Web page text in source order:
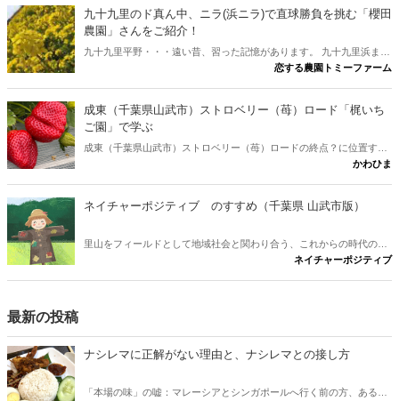
九十九里のド真ん中、ニラ(浜ニラ)で直球勝負を挑む「櫻田
農園」さんをご紹介！
九十九里平野・・・遠い昔、習った記憶があります。 九十九里浜まで
約2kmの平坦地に位置する山武市は五木田。 そう！！ 訪れた地の風
いました。
恋する農園トミーファーム
成東（千葉県山武市）ストロベリー（苺）ロード「梶いち
ご園」で学ぶ
成東（千葉県山武市）ストロベリー（苺）ロードの終点？に位置する
「梶いちご園」に行ってきました。終点（かどうかは不明）というこ
です。なんてったって、開園時は、都内側の苺園から埋まっていくの
でね。
かわひま
ネイチャーポジティブ のすすめ（千葉県 山武市版）
里山をフィールドとして地域社会と関わり合う、これからの時代の地
域社会と自然の関り方をセミナーで気づいかされました。ご紹介しま
ネイチャーポジティブ
最新の投稿
ナシレマに正解がない理由と、ナシレマとの接し方
「本場の味」の嘘：マレーシアとシンガポールへ行く前の方、あるい